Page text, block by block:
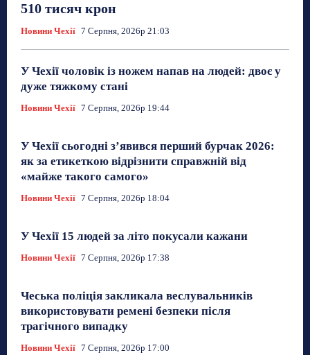
510 тисяч крон
Новини Чехії 7 Серпня, 2026р 21:03
У Чехії чоловік із ножем напав на людей: двоє у
дуже тяжкому стані
Новини Чехії 7 Серпня, 2026р 19:44
У Чехії сьогодні з’явився перший бурчак 2026:
як за етикеткою відрізнити справжній від
«майже такого самого»
Новини Чехії 7 Серпня, 2026р 18:04
У Чехії 15 людей за літо покусали кажани
Новини Чехії 7 Серпня, 2026р 17:38
Чеська поліція закликала веслувальників
використовувати ремені безпеки після
трагічного випадку
Новини Чехії 7 Серпня, 2026р 17:00